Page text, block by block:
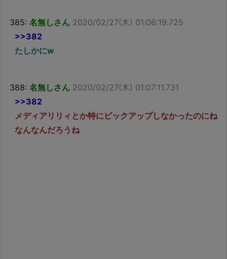
385: 名無しさん 2020/02/27(木) 01:06:19.725
>>382
たしかにw
388: 名無しさん 2020/02/27(木) 01:07:11.731
>>382
メディアリリィとか特にピックアップしなかったのにね
なんなんだろうね